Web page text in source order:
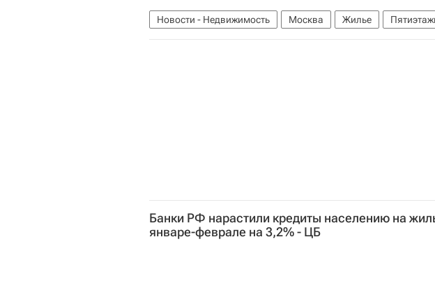
Новости - Недвижимость Москва Жилье
Сергей Кузнецов
Реновация Расселение пятиэтажек
Банки РФ нарастили кредиты населению на
январе-феврале на 3,2% - ЦБ